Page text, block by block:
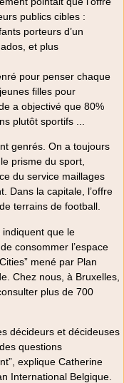
publics cibles :
porteurs d’un
et plus
pour penser chaque
filles pour
a objectivé que 80%
plutôt sportifs ...
genrés. On a toujours
prisme du sport,
du service maillages
Dans la capitale, l’offre
terrains de football.
que le
consommer l’espace
mené par Plan
Chez nous, à Bruxelles,
plus de 700
décideurs et décideuses
questions
explique Catherine
International Belgique.